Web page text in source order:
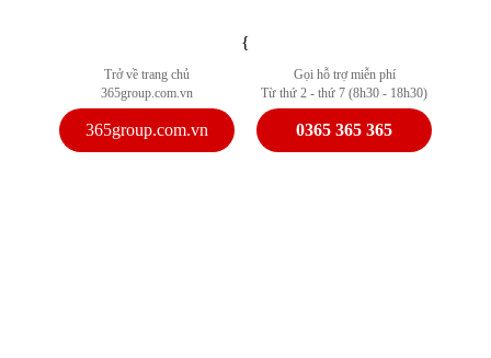
{
Trở về trang chủ
365group.com.vn
365group.com.vn
Gọi hỗ trợ miễn phí
Từ thứ 2 - thứ 7 (8h30 - 18h30)
0365 365 365